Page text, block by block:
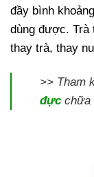
đầy bình
dùng được. Trà
thay trà, thay
>> Tham
đựcchữa